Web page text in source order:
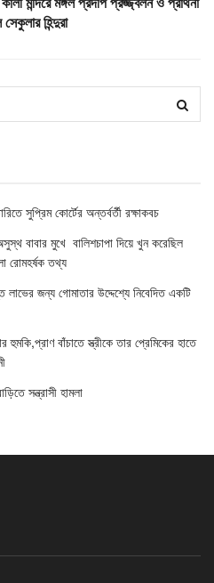
হিন্দুরা
সুপ্রিম কোর্টের অন্তর্বর্তী রক্ষাকবচ
বাবার মুখে বালিশচাপা দিয়ে খুন করেছিল
রোমহর্ষক তথ্য
জন্য গোমাতার উদ্দেশ্যে নিবেদিত একটি
বাঁচাতে স্ত্রীকে তার প্রেমিকের হাতে
সন্ত্রাসী হামলা